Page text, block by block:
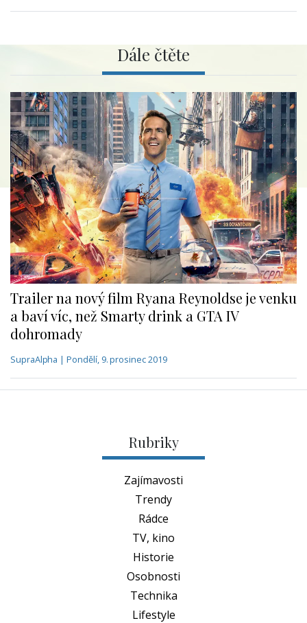
Dále čtěte
Trailer na nový film Ryana Reynoldse je venku
a baví víc, než Smarty drink a GTA IV
dohromady
SupraAlpha | Pondělí, 9. prosinec 2019
Rubriky
Zajímavosti
Trendy
Rádce
TV, kino
Historie
Osobnosti
Technika
Lifestyle